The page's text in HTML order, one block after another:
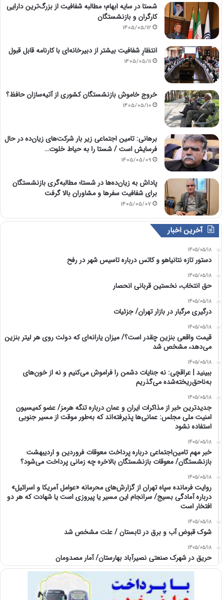
شستا در سایه ابهام؛ مطالبه شفافیت از بزرگ‌ترین دارایی
کارگران و بازنشستگان
1405/05/12
انتظارِ شفافیت بیشتر از دبیرخانه‌ای با کارنامه قابل قبول
1405/05/11
خروج خاموش بازنشستگان کشوری از آتیه‌سازان حافظ؟
1405/05/10
برهانی: تامین اجتماعی زیر بار شرکت‌های زیان‌ده در حال
فرسایش است / شستا را به حیاط خلوت…
1405/05/09
پاداش به زیان‌ده‌ها در شستا؛ مطالبه‌گری بازنشستگان
برای شفافیت سفرها و مشاوران بالا گرفت
1405/05/07
آخرین اخبار
1405/05/18
دستور تازه نتانیاهو و کاتس درباره تاسیس شهر در رفح
1405/05/18
حق انتخاب، نخستین قربانی انحصار
1405/05/18
درگیری مرگبار در بازار تهران/ جزئیات
1405/05/18
قیمت واقعی بنزین چقدر است؟/ میزان یارانه‌ای که دولت روی هر لیتر بنزین
می‌دهد، مشخص شد
1405/05/18
ببینید | عراقچی: نه جنایات دشمن را فراموش می‌کنیم و نه از خون‌های
به‌ناحق‌ریخته‌شده می‌گذریم
1405/05/18
جدیدترین خبر از مذاکرات ایران و عمان درباره تنگه هرمز/ عضو کمیسیون
امنیت ملی مجلس: عمانی‌ها پذیرفته‌اند که به‌طور موقت از مسیر جنوبی
استفاده نشود
1405/05/18
خبر مهم تامین‌اجتماعی درباره پرداخت معوقات فروردین و اردیبهشت
بازنشستگان/ معوقات بازنشستگان بالاخره چه زمانی پرداخت می‌شود؟
1405/05/18
روایت فرمانده سپاه تهران از گزارش‌های محرمانه «عوامل آمریکا و اسرائیل»
درباره آمادگی بسیج/ سرانجام این مسیر یا پیروزی است یا شهادت که هر دو
افتخار است
1405/05/18
شوک قبوض آب و برق در تابستان / علت مشخص شد
1405/05/18
حریق در شهرک صنعتی نصیرآباد بهارستان/ آمار مصدومان